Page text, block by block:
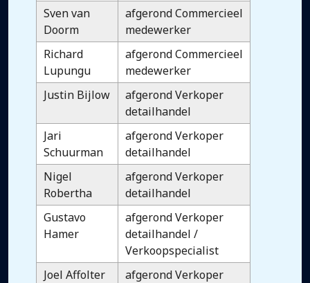
Sven van
Doorm
afgerond Commercieel
medewerker
Richard
Lupungu
afgerond Commercieel
medewerker
Justin Bijlow
afgerond Verkoper
detailhandel
Jari
Schuurman
afgerond Verkoper
detailhandel
Nigel
Robertha
afgerond Verkoper
detailhandel
Gustavo
Hamer
afgerond Verkoper
detailhandel /
Verkoopspecialist
Joel Affolter
afgerond Verkoper